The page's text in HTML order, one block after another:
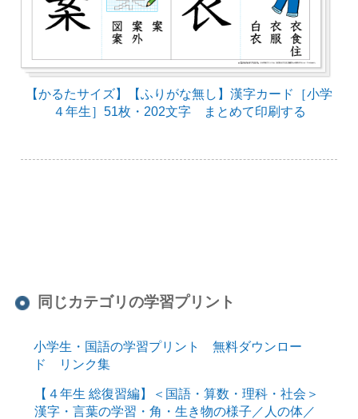
【かるたサイズ】【ふりがな無し】漢字カード［小学
４年生］51枚・202文字 まとめて印刷する
同じカテゴリの学習プリント
小学生・国語の学習プリント 無料ダウンロー
ド リンク集
【４年生 総復習編】＜国語・算数・理科・社会＞
漢字・言葉の学習・角・生き物の様子／人の体／